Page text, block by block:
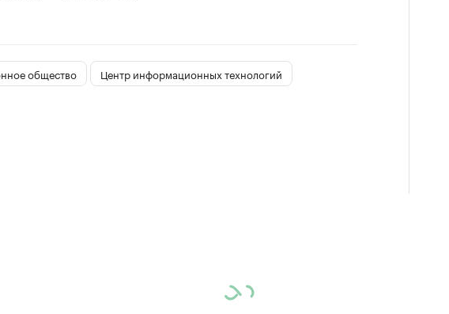
общество
Центр информационных технологий